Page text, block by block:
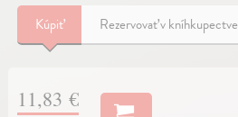
Kúpiť Rezervovať v kníhkupectve
11,83 €